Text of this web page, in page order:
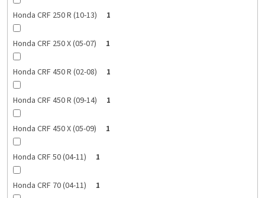
Honda CRF 250 R (10-13) 1
Honda CRF 250 X (05-07) 1
Honda CRF 450 R (02-08) 1
Honda CRF 450 R (09-14) 1
Honda CRF 450 X (05-09) 1
Honda CRF 50 (04-11) 1
Honda CRF 70 (04-11) 1